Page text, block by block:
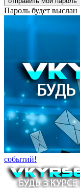
Пароль будет
событий!